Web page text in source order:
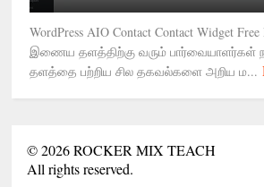
WordPress AIO Contact Contact Widget
இணைய தளத்திற்கு வரும் பார்வையாளர்கள்
தளத்தை பற்றிய சில தகவல்களை அறிய ம...
©2026ROCKER MIX TEACH
All rights reserved.